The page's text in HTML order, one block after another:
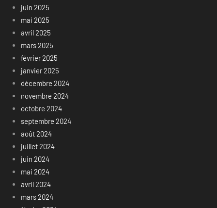
juin 2025
mai 2025
avril 2025
mars 2025
février 2025
janvier 2025
décembre 2024
novembre 2024
octobre 2024
septembre 2024
août 2024
juillet 2024
juin 2024
mai 2024
avril 2024
mars 2024